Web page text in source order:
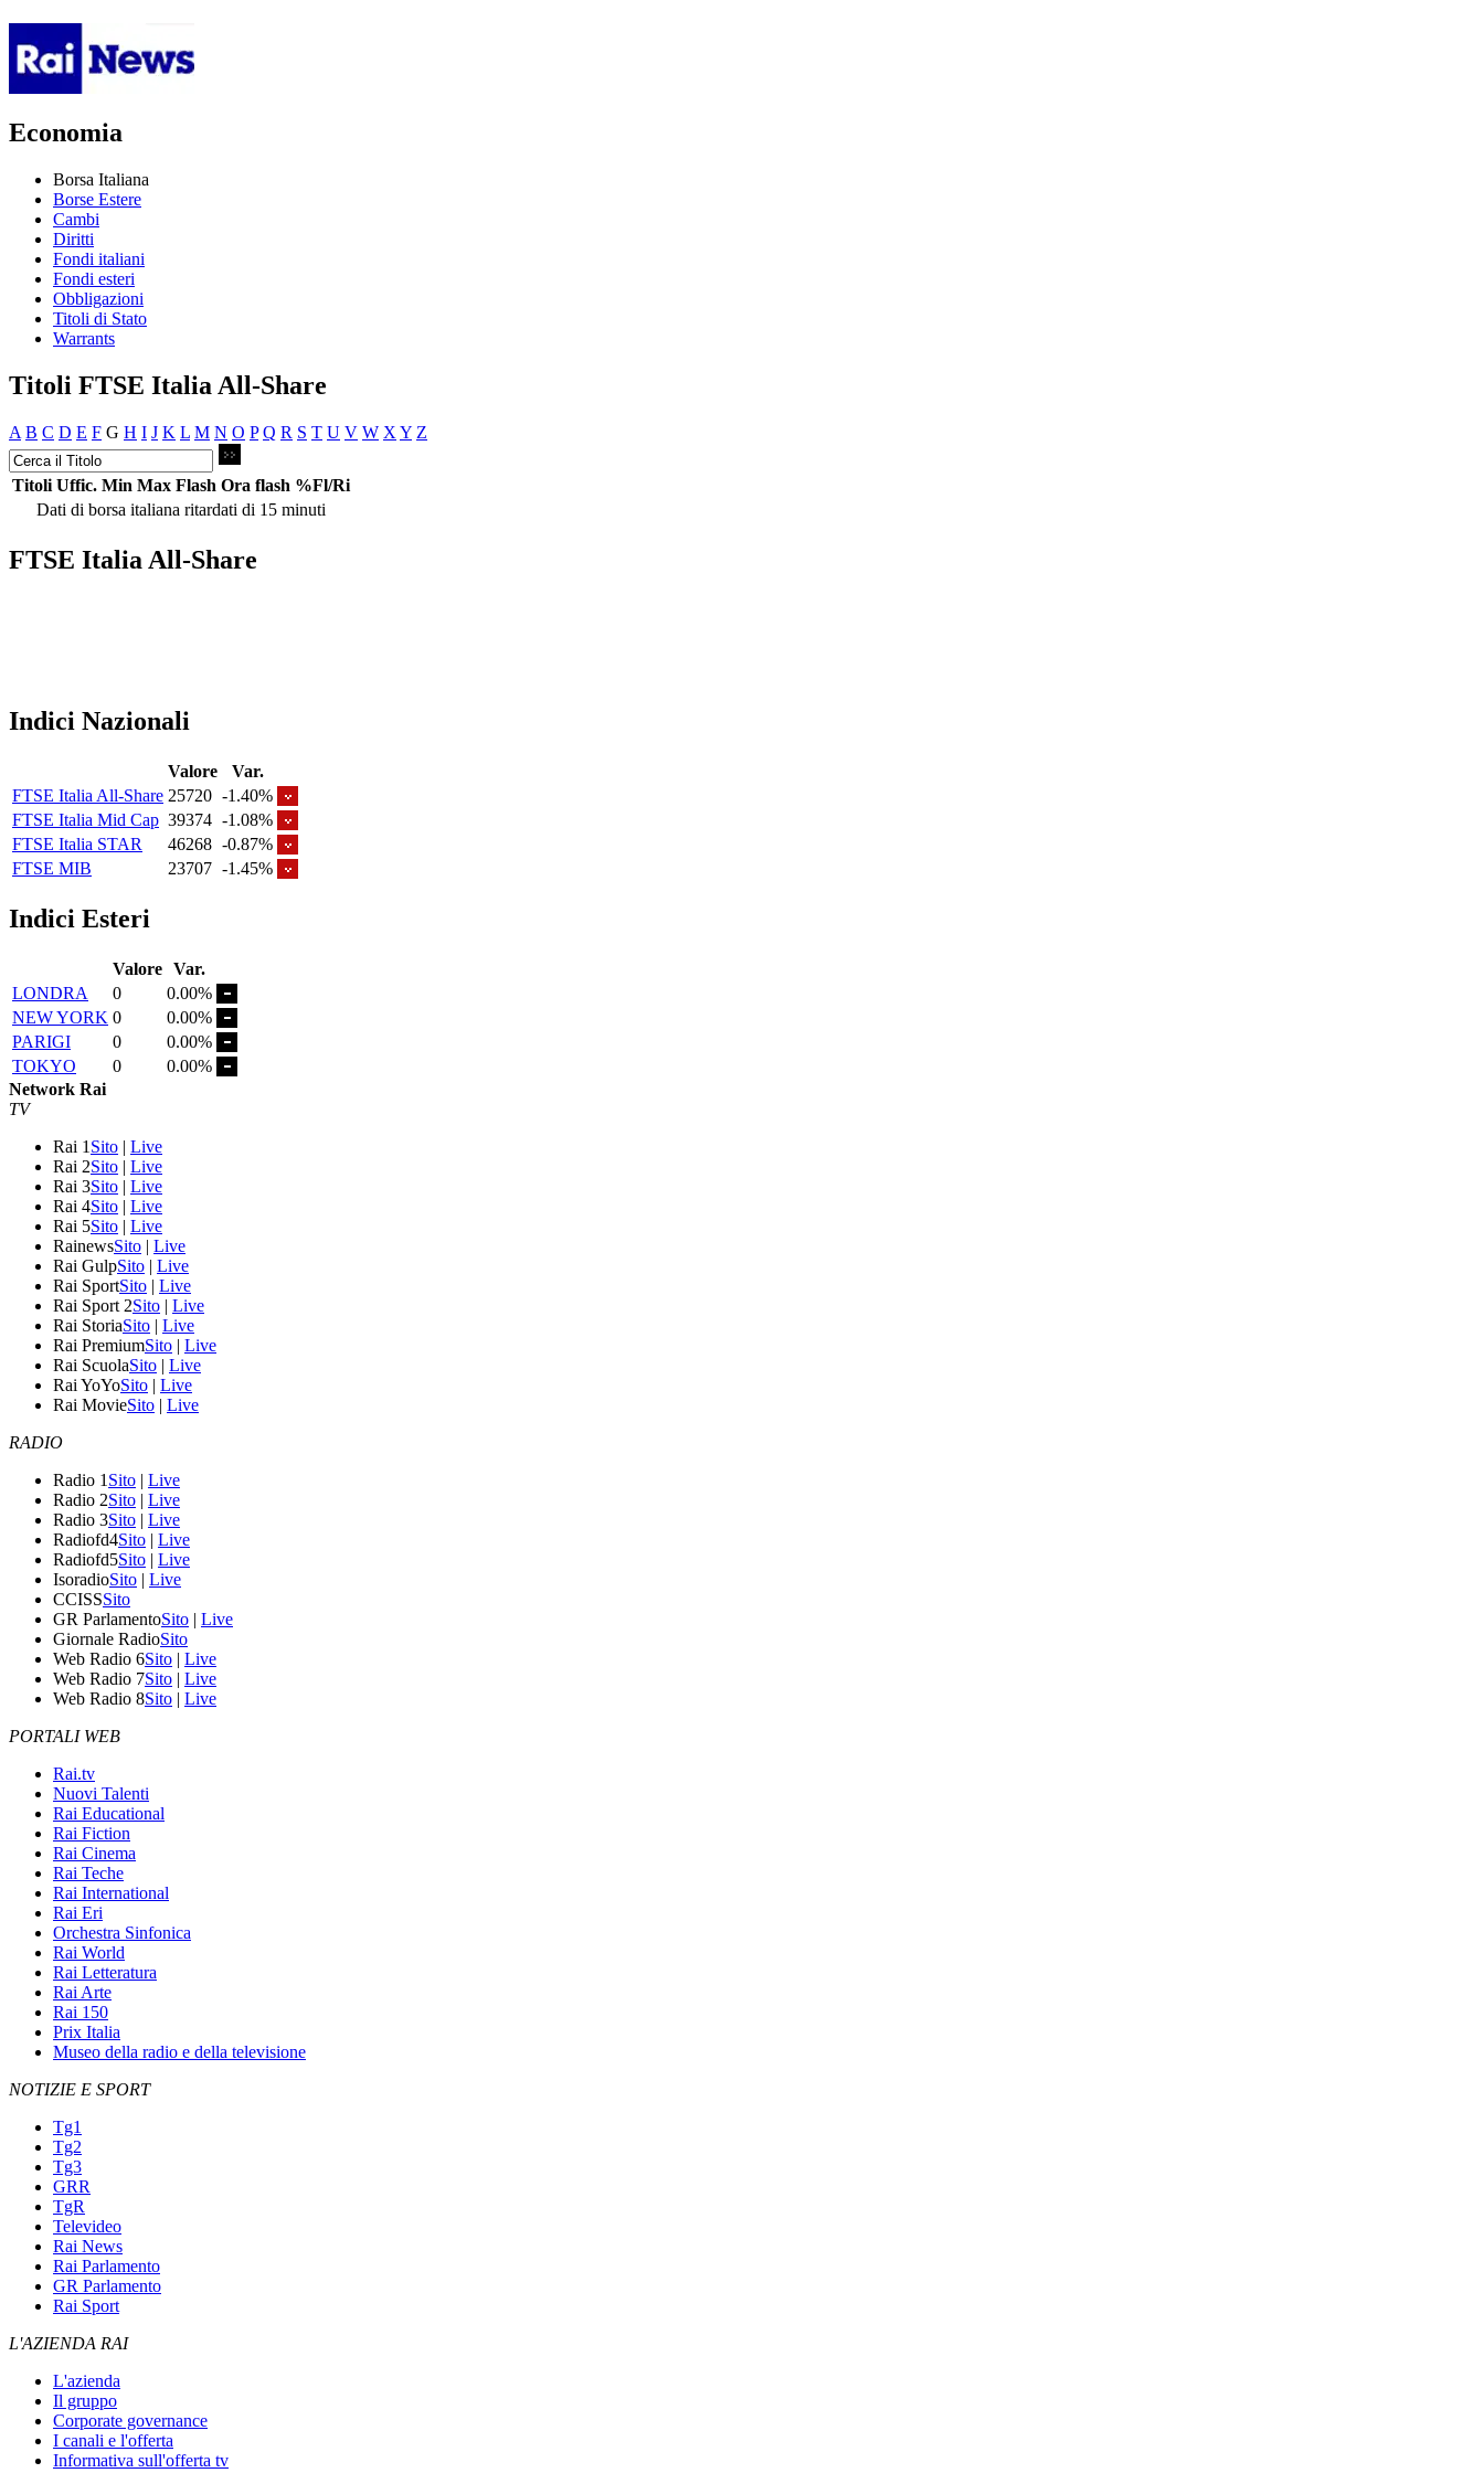
Economia
Borsa Italiana
Borse Estere
Cambi
Diritti
Fondi italiani
Fondi esteri
Obbligazioni
Titoli di Stato
Warrants
Titoli FTSE Italia All-Share
A B C D E F G H I J K L M N O P Q R S T U V W X Y Z
Titoli Uffic. Min Max Flash Ora flash %Fl/Ri
Dati di borsa italiana ritardati di 15 minuti
FTSE Italia All-Share
Indici Nazionali
Valore
Var.
FTSE Italia All-Share 25720 -1.40%
FTSE Italia Mid Cap 39374 -1.08%
FTSE Italia STAR
46268 -0.87%
FTSE MIB
23707 -1.45%
Indici Esteri
Valore Var.
LONDRA
0
0.00%
NEW YORK 0
0.00%
PARIGI
0
0.00%
TOKYO
0
0.00%
Network Rai
TV
Rai 1 Sito | Live
Rai 2Sito | Live
Rai 3Sito | Live
Rai 4Sito | Live
Rai 5Sito | Live
RainewsSito | Live
Rai GulpSito | Live
Rai SportSito | Live
Rai Sport 2Sito | Live
Rai StoriaSito | Live
Rai PremiumSito | Live
Rai ScuolaSito | Live
Rai YoYoSito | Live
Rai MovieSito | Live
RADIO
Radio 1 Sito | Live
Radio 2Sito | Live
Radio 3Sito | Live
Radiofd4Sito | Live
Radiofd5Sito | Live
IsoradioSito | Live
CCISSSito
GR ParlamentoSito | Live
Giornale RadioSito
Web Radio 6Sito | Live
Web Radio 7Sito | Live
Web Radio 8Sito | Live
PORTALI WEB
Rai.tv
Nuovi Talenti
Rai Educational
Rai Fiction
Rai Cinema
Rai Teche
Rai International
Rai Eri
Orchestra Sinfonica
Rai World
Rai Letteratura
Rai Arte
Rai 150
Prix Italia
Museo della radio e della televisione
NOTIZIE E SPORT
Tg1
Tg2
Tg3
GRR
TgR
Televideo
Rai News
Rai Parlamento
GR Parlamento
Rai Sport
L'AZIENDA RAI
L'azienda
Il gruppo
Corporate governance
I canali e l'offerta
Informativa sull'offerta tv